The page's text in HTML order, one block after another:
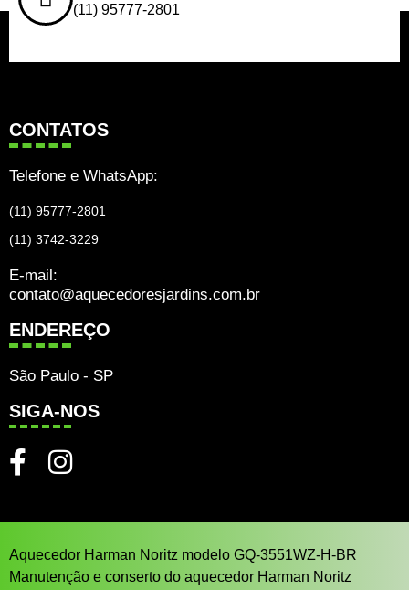
(11) 95777-2801
CONTATOS
Telefone e WhatsApp:
(11) 95777-2801
(11) 3742-3229
E-mail:
contato@aquecedoresjardins.com.br
ENDEREÇO
São Paulo - SP
SIGA-NOS
Aquecedor Harman Noritz modelo GQ-3551WZ-H-BR
Manutenção e conserto do aquecedor Harman Noritz